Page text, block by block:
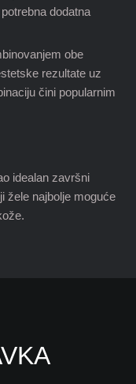
dodatna
obe
rezultate uz
čini popularnim
idealan završni
žele najbolje moguće